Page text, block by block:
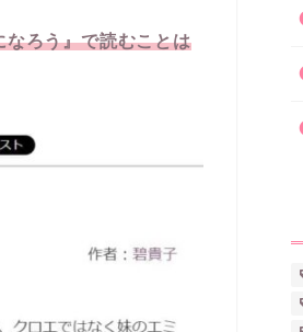
なろう』で読むことは